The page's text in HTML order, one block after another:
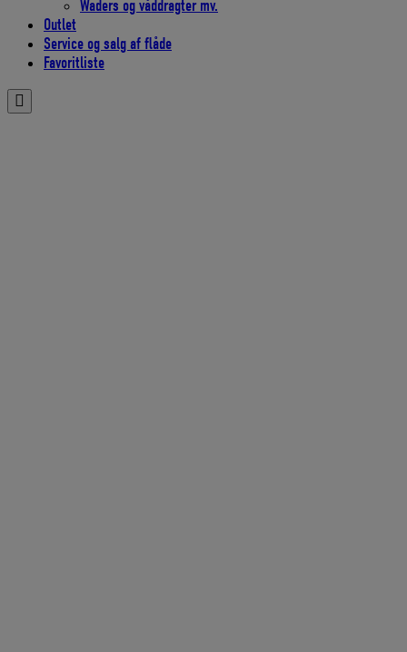
Waders og våddragter mv.
Outlet
Service og salg af flåde
Favoritliste